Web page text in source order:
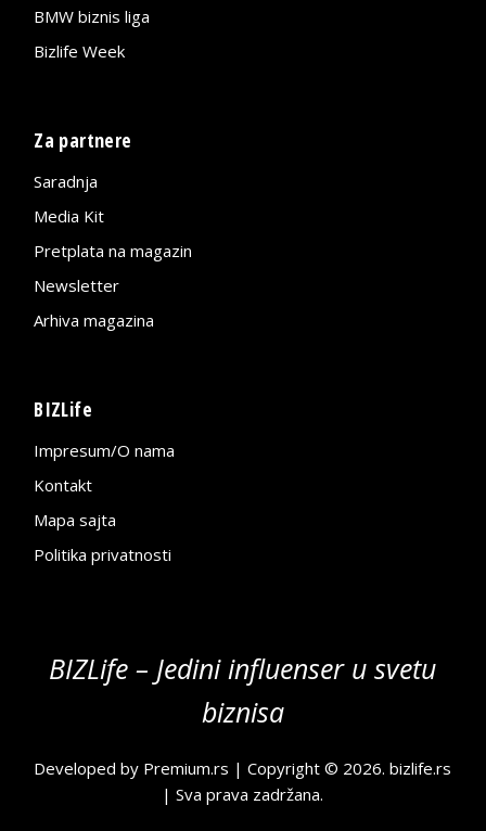
BMW biznis liga
Bizlife Week
Za partnere
Saradnja
Media Kit
Pretplata na magazin
Newsletter
Arhiva magazina
BIZLife
Impresum/O nama
Kontakt
Mapa sajta
Politika privatnosti
BIZLife – Jedini influenser u svetu
biznisa
Developed by Premium.rs | Copyright © 2026.bizlife.rs
| Sva prava zadržana.